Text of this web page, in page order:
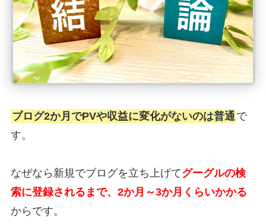
ブログ2か月でPVや収益に変化がないのは普通 で
す。
なぜなら新規でブログを立ち上げてグーグルの検
索に登録されるまで、2か月～3か月くらいかかる
から です。